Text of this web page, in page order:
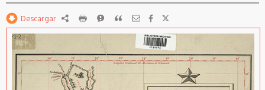
Descargar RDF imprimirReportarCitar